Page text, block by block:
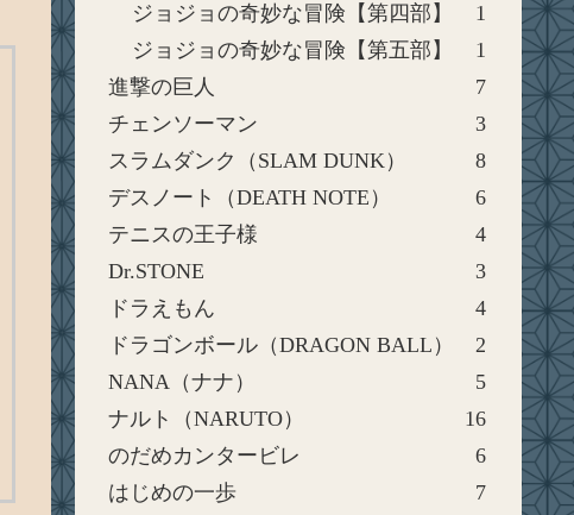
ジョジョの奇妙な冒険【第四部】
1
ジョジョの奇妙な冒険【第五部】
1
進撃の巨人
7
チェンソーマン
3
スラムダンク（SLAM DUNK）
8
デスノート（DEATH NOTE）
6
テニスの王子様
4
Dr.STONE
3
ドラえもん
4
ドラゴンボール（DRAGON BALL）
2
NANA（ナナ）
5
ナルト（NARUTO）
16
のだめカンタービレ
6
はじめの一歩
7